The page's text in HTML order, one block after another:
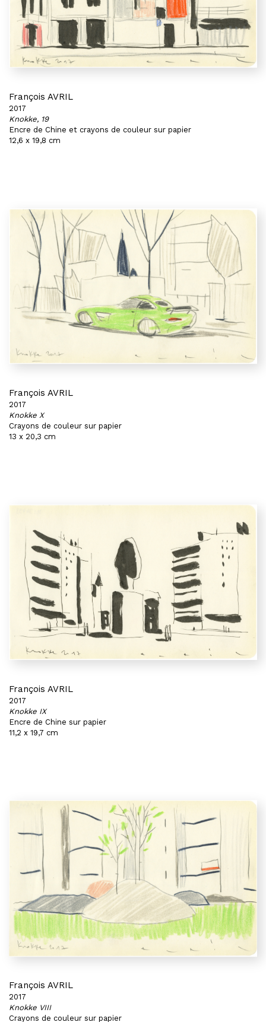
François AVRIL
2017
Knokke, 19
Encre de Chine et crayons de couleur sur papier
12,6 x 19,8 cm
François AVRIL
2017
Knokke X
Crayons de couleur sur papier
13 x 20,3 cm
François AVRIL
2017
Knokke IX
Encre de Chine sur papier
11,2 x 19,7 cm
François AVRIL
2017
Knokke VIII
Crayons de couleur sur papier